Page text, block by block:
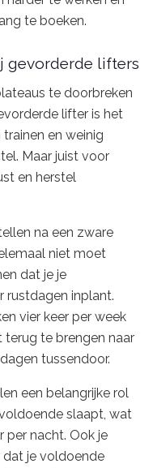
te boeken.
gevorderde lifters
te doorbreken
lifter is het
en weinig
Maar juist voor
en herstel
na een zware
niet moet
dat je je
rustdagen inplant.
vier keer per week
terug te brengen naar
tussendoor.
een belangrijke rol
slaapt, wat
per nacht. Ook je
dat je voldoende